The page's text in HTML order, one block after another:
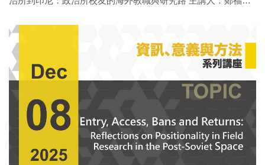
00-16：00 地點：政治所 社SS 3010-1 語言：雙語 活動亮點：
本所此次邀請目前在印尼大學任教並兼任國際事務處秘書的印
尼籍博士班畢業校友鄭福運，至本所向學弟妹們分享其學術生
涯發展歷程，讓在校同學從第一線的教育與研究者視角，建立
薪火相傳的對話交流平台。 ※前30位完成線上報名並全程參與